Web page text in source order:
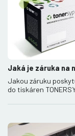
Jaká je záruka na
Jakou záruku
do tiskáren